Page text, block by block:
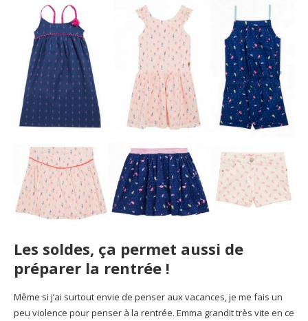
Les soldes, ça permet aussi de
préparer la rentrée !
Même si j’ai surtout envie de penser aux vacances, je me fais un
peu violence pour penser à la rentrée. Emma grandit très vite en ce